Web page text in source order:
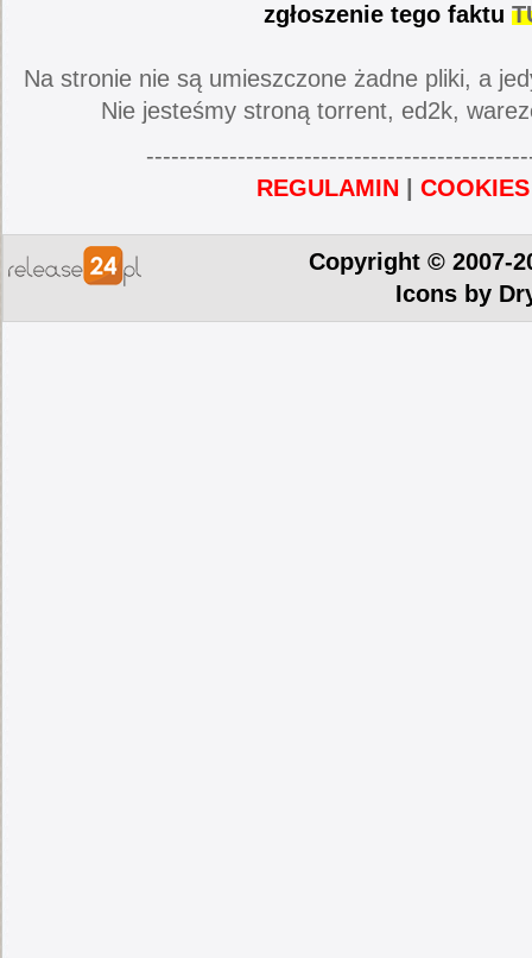
zgłoszenie tego faktu
Na stronie nie są umieszczone żadne pliki, a
Nie jesteśmy stroną torrent, ed2k,
REGULAMIN
COOKIES
Copyright © 2007-
Icons by